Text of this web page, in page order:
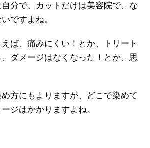
分で、カットだけは美容院で、な
ですよね。
ば、痛みにくい！とか、トリート
、ダメージはなくなった！とか、思
方にもよりますが、どこで染めて
ジはかかりますよね。